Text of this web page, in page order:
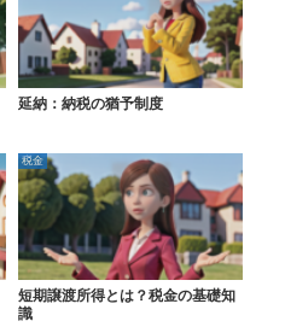
延納：納税の猶予制度
税金
短期譲渡所得とは？税金の基礎知
識